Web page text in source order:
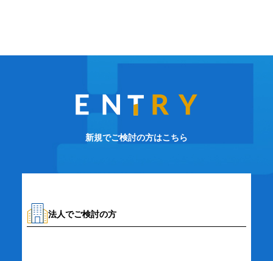
新規でご検討の方はこちら
法人でご検討の方